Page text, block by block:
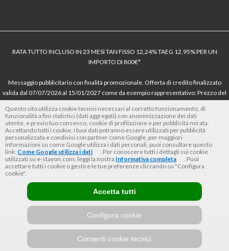
RATA TUTTO INCLUSO IN 23 MESI TAN FISSO 12,24% TAEG 12,95% PER UN
IMPORTO DI 800€*
Messaggio pubblicitario con finalità promozionale. Offerta di credito finalizzato
valida dal 07/07/2026 al 15/01/2027 come da esempio rappresentativo: Prezzo del
bene € 800, Tan fisso 12,24% Taeg 12,95%, in 23 rate da € 40 costi accessori
dell’offerta azzerati. Importo totale del credito € 800. Importo totale dovuto dal
Consumatore € 920. Decorrenza media della prima rata a 90 giorni. Al fine di gestire
le tue spese in modo responsabile e di conoscere eventuali altre offerte disponibili,
Findomestic ti ricorda, prima di sottoscrivere il contratto, di prendere visione di
tutte le condizioni economiche e contrattuali, facendo riferimento alle Informazioni
Europee di Base sul Credito ai Consumatori (IEBCC) nel percorso online. Salvo
approvazione di Findomestic Banca S.p.A.. Il rivenditore (StayON) opera quale
intermediario del credito per Findomestic Banca S.p.A., non in esclusiva.
Questo sito utilizza cookie tecnici necessari al corretto funzionamento, di
funzionalità a fini statistici (dati aggregati) con anonimizzazione dei dati
utente, e previo tuo consenso, cookie di profilazione e per pubblicità mirata.
Accettando tutti i cookie, i tuoi dati potranno essere utilizzati per pubblicità
personalizzata e condivisi con partner come Google, per maggiori
informazioni su come Google utilizza i dati personali, puoi consultare questo
link: Come Google utilizza i dati
. Per conoscere tutti i dettagli sui cookie
utilizzati su e-stayon.com, leggi la nostra Informativa completa
. Puoi
accettare tutti i cookie o gestire le tue preferenze cliccando su "Configura
cookie".
Consenti cookie tecnici
Configura cookie
Accetta tutti